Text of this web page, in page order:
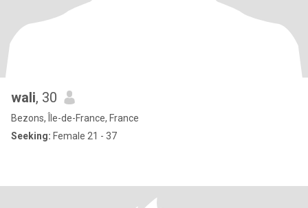
wali, 30
Bezons, Île-de-France, France
Seeking: Female 21 - 37